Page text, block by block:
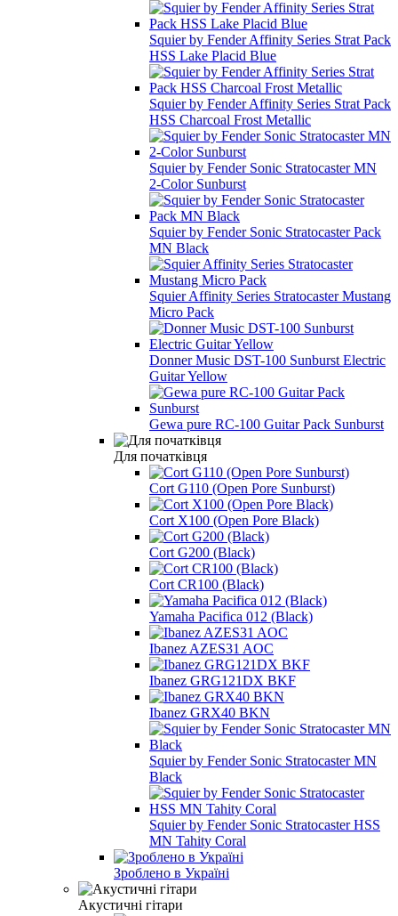
Squier by Fender Affinity Series Strat Pack
HSS Lake Placid Blue
Squier by Fender Affinity Series Strat Pack
HSS Charcoal Frost Metallic
Squier by Fender Sonic Stratocaster MN
2-Color Sunburst
Squier by Fender Sonic Stratocaster Pack
MN Black
Squier Affinity Series Stratocaster Mustang
Micro Pack
Donner Music DST-100 Sunburst Electric
Guitar Yellow
Gewa pure RC-100 Guitar Pack Sunburst
Для початківця
Cort G110 (Open Pore Sunburst)
Cort X100 (Open Pore Black)
Cort G200 (Black)
Cort CR100 (Black)
Yamaha Pacifica 012 (Black)
Ibanez AZES31 AOC
Ibanez GRG121DX BKF
Ibanez GRX40 BKN
Squier by Fender Sonic Stratocaster MN
Black
Squier by Fender Sonic Stratocaster HSS
MN Tahity Coral
Зроблено в Україні
Акустичні гітари